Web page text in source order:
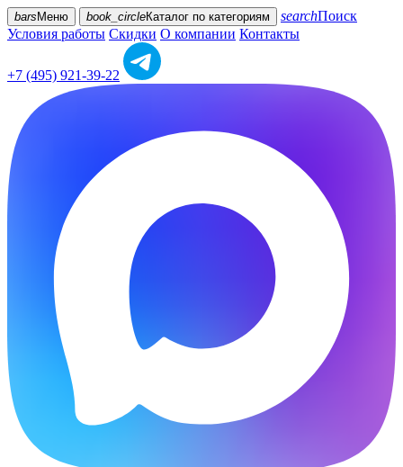
bars Меню book_circleКаталог по категориям searchПоиск
Условия работы Скидки О компании Контакты
+7 (495) 921-39-22